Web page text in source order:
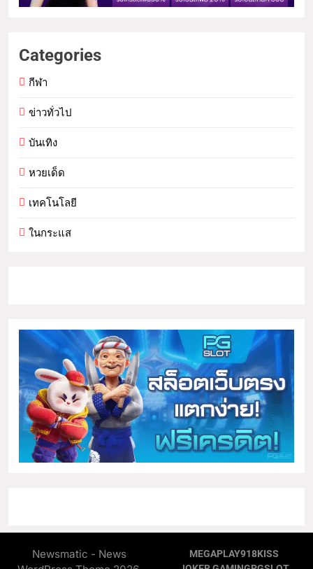
Categories
กีฬา
ข่าวทั่วไป
บันเทิง
หวยเด็ด
เทคโนโลยี
ในกระแส
Newsmatic - News
MEGAPLAY918KISS